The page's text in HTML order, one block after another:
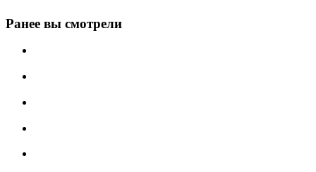
Ранее вы смотрели